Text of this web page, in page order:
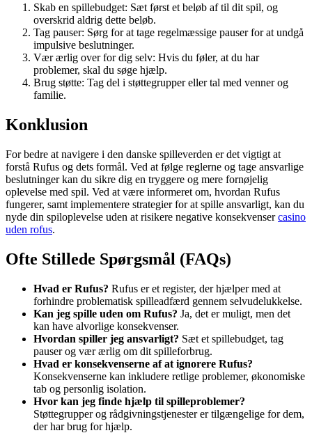
Skab en spillebudget: Sæt først et beløb af til dit spil, og
overskrid aldrig dette beløb.
Tag pauser: Sørg for at tage regelmæssige pauser for at undgå
impulsive beslutninger.
Vær ærlig over for dig selv: Hvis du føler, at du har
problemer, skal du søge hjælp.
Brug støtte: Tag del i støttegrupper eller tal med venner og
familie.
Konklusion
For bedre at navigere i den danske spilleverden er det vigtigt at
forstå Rufus og dets formål. Ved at følge reglerne og tage ansvarlige
beslutninger kan du sikre dig en tryggere og mere fornøjelig
oplevelse med spil. Ved at være informeret om, hvordan Rufus
fungerer, samt implementere strategier for at spille ansvarligt, kan du
nyde din spiloplevelse uden at risikere negative konsekvensercasino
uden rofus.
Ofte Stillede Spørgsmål (FAQs)
Hvad er Rufus? Rufus er et register, der hjælper med at
forhindre problematisk spilleadfærd gennem selvudelukkelse.
Kan jeg spille uden om Rufus? Ja, det er muligt, men det
kan have alvorlige konsekvenser.
Hvordan spiller jeg ansvarligt? Sæt et spillebudget, tag
pauser og vær ærlig om dit spilleforbrug.
Hvad er konsekvenserne af at ignorere Rufus?
Konsekvenserne kan inkludere retlige problemer, økonomiske
tab og personlig isolation.
Hvor kan jeg finde hjælp til spilleproblemer?
Støttegrupper og rådgivningstjenester er tilgængelige for dem,
der har brug for hjælp.